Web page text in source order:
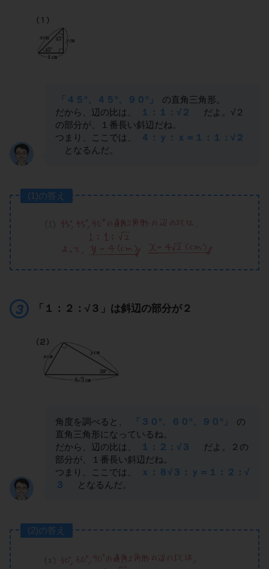
「４５°、４５°、９０°」
の直角三角形。
だから、辺の比は、
１：１：√２
だよ。√２
の部分が、１番長い斜辺だね。
つまり、ここでは、
４：ｙ：ｘ＝１：１：√２
となるんだ。
(1)の答え
「１：２：√３」は斜辺の部分が２
角度を調べると、 「３０°、６０°、９０°」
の
直角三角形になっているね。
だから、辺の比は、
１：２：√３
だよ。２の
部分が、１番長い斜辺だね。
つまり、ここでは、
ｘ：８√３：ｙ＝１：２：√
３
となるんだ。
(2)の答え